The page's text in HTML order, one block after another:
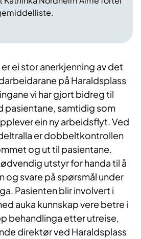
ei stor anerkjenning av det
på Haraldsplass
vi har gjort bidreg til
pasientane, samtidig som
ein ny arbeidsflyt. Ved
er dobbeltkontrollen
og ut til pasientane.
utstyr for handa til å
og svare på spørsmål under
Pasienten blir involvert i
auka kunnskap vere betre i
behandlinga etter utreise,
direktør ved Haraldsplass